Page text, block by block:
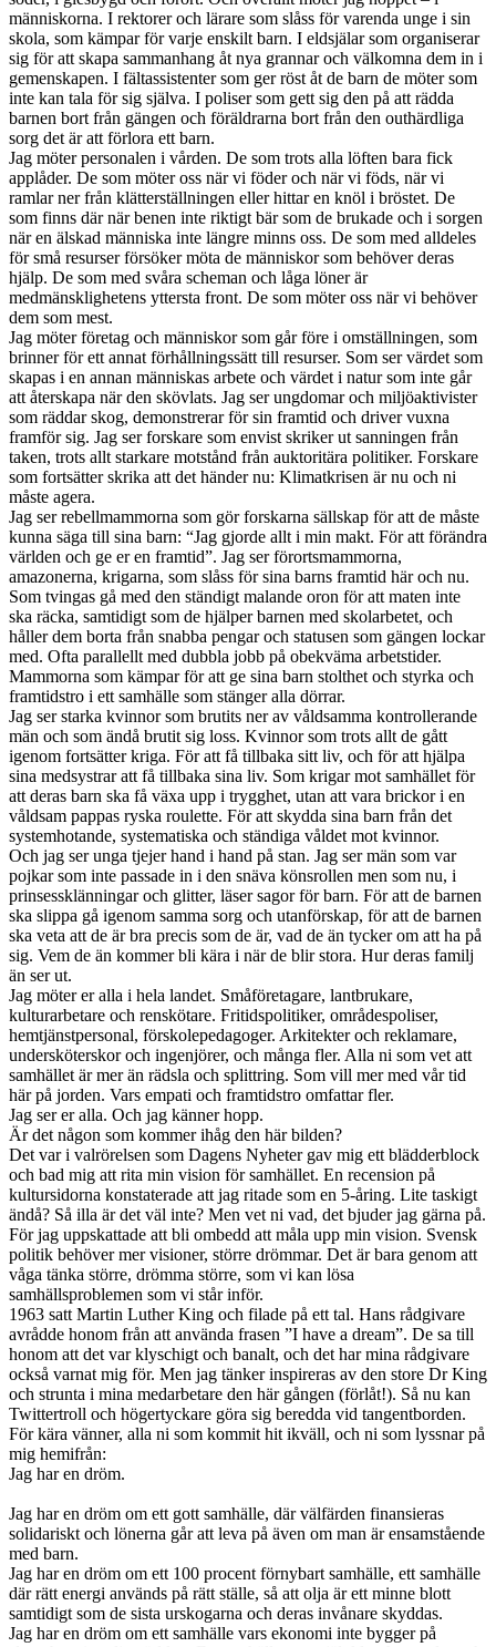
människorna. I rektorer och lärare som slåss för varenda unge i sin
skola, som kämpar för varje enskilt barn. I eldsjälar som organiserar
sig för att skapa sammanhang åt nya grannar och välkomna dem in i
gemenskapen. I fältassistenter som ger röst åt de barn de möter som
inte kan tala för sig själva. I poliser som gett sig den på att rädda
barnen bort från gängen och föräldrarna bort från den outhärdliga
sorg det är att förlora ett barn.
Jag möter personalen i vården. De som trots alla löften bara fick
applåder. De som möter oss när vi föder och när vi föds, när vi
ramlar ner från klätterställningen eller hittar en knöl i bröstet. De
som finns där när benen inte riktigt bär som de brukade och i sorgen
när en älskad människa inte längre minns oss. De som med alldeles
för små resurser försöker möta de människor som behöver deras
hjälp. De som med svåra scheman och låga löner är
medmänsklighetens yttersta front. De som möter oss när vi behöver
dem som mest.
Jag möter företag och människor som går före i omställningen, som
brinner för ett annat förhållningssätt till resurser. Som ser värdet som
skapas i en annan människas arbete och värdet i natur som inte går
att återskapa när den skövlats. Jag ser ungdomar och miljöaktivister
som räddar skog, demonstrerar för sin framtid och driver vuxna
framför sig. Jag ser forskare som envist skriker ut sanningen från
taken, trots allt starkare motstånd från auktoritära politiker. Forskare
som fortsätter skrika att det händer nu: Klimatkrisen är nu och ni
måste agera.
Jag ser rebellmammorna som gör forskarna sällskap för att de måste
kunna säga till sina barn: “Jag gjorde allt i min makt. För att förändra
världen och ge er en framtid”. Jag ser förortsmammorna,
amazonerna, krigarna, som slåss för sina barns framtid här och nu.
Som tvingas gå med den ständigt malande oron för att maten inte
ska räcka, samtidigt som de hjälper barnen med skolarbetet, och
håller dem borta från snabba pengar och statusen som gängen lockar
med. Ofta parallellt med dubbla jobb på obekväma arbetstider.
Mammorna som kämpar för att ge sina barn stolthet och styrka och
framtidstro i ett samhälle som stänger alla dörrar.
Jag ser starka kvinnor som brutits ner av våldsamma kontrollerande
män och som ändå brutit sig loss. Kvinnor som trots allt de gått
igenom fortsätter kriga. För att få tillbaka sitt liv, och för att hjälpa
sina medsystrar att få tillbaka sina liv. Som krigar mot samhället för
att deras barn ska få växa upp i trygghet, utan att vara brickor i en
våldsam pappas ryska roulette. För att skydda sina barn från det
systemhotande, systematiska och ständiga våldet mot kvinnor.
Och jag ser unga tjejer hand i hand på stan. Jag ser män som var
pojkar som inte passade in i den snäva könsrollen men som nu, i
prinsessklänningar och glitter, läser sagor för barn. För att de barnen
ska slippa gå igenom samma sorg och utanförskap, för att de barnen
ska veta att de är bra precis som de är, vad de än tycker om att ha på
sig. Vem de än kommer bli kära i när de blir stora. Hur deras familj
än ser ut.
Jag möter er alla i hela landet. Småföretagare, lantbrukare,
kulturarbetare och renskötare. Fritidspolitiker, områdespoliser,
hemtjänstpersonal, förskolepedagoger. Arkitekter och reklamare,
undersköterskor och ingenjörer, och många fler. Alla ni som vet att
samhället är mer än rädsla och splittring. Som vill mer med vår tid
här på jorden. Vars empati och framtidstro omfattar fler.
Jag ser er alla. Och jag känner hopp.
Är det någon som kommer ihåg den här bilden?
Det var i valrörelsen som Dagens Nyheter gav mig ett blädderblock
och bad mig att rita min vision för samhället. En recension på
kultursidorna konstaterade att jag ritade som en 5-åring. Lite taskigt
ändå? Så illa är det väl inte? Men vet ni vad, det bjuder jag gärna på.
För jag uppskattade att bli ombedd att måla upp min vision. Svensk
politik behöver mer visioner, större drömmar. Det är bara genom att
våga tänka större, drömma större, som vi kan lösa
samhällsproblemen som vi står inför.
1963 satt Martin Luther King och filade på ett tal. Hans rådgivare
avrådde honom från att använda frasen ”I have a dream”. De sa till
honom att det var klyschigt och banalt, och det har mina rådgivare
också varnat mig för. Men jag tänker inspireras av den store Dr King
och strunta i mina medarbetare den här gången (förlåt!). Så nu kan
Twittertroll och högertyckare göra sig beredda vid tangentborden.
För kära vänner, alla ni som kommit hit ikväll, och ni som lyssnar på
mig hemifrån:
Jag har en dröm.
Jag har en dröm om ett gott samhälle, där välfärden finansieras
solidariskt och lönerna går att leva på även om man är ensamstående
med barn.
Jag har en dröm om ett 100 procent förnybart samhälle, ett samhälle
där rätt energi används på rätt ställe, så att olja är ett minne blott
samtidigt som de sista urskogarna och deras invånare skyddas.
Jag har en dröm om ett samhälle vars ekonomi inte bygger på